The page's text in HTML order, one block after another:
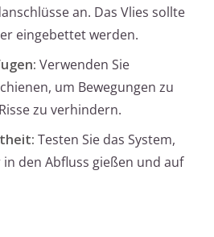
an. Das Vlies sollte
eingebettet werden.
Verwenden Sie
um Bewegungen zu
zu verhindern.
Testen Sie das System,
in den Abfluss gießen und auf